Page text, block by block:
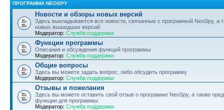
ПРОГРАММА NEOSPY
Новости и обзоры новых версий
Здесь выкладываются все новости, связанные с программой NeoSpy, а
новых вышедших версий
Модератор: Служба поддержки
Функции программы
Описания и обсуждения функций программы
Модератор: Служба поддержки
Общие вопросы
Здесь вы можете задать вопрос, либо обсудить программу
Модератор: Служба поддержки
Отзывы и пожелания
Здесь вы можете оставить свой отзыв о программе NeoSpy, а также
функции для программы
Модератор: Служба поддержки